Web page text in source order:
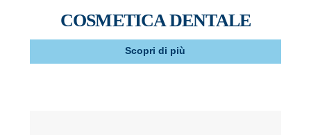
COSMETICA DENTALE
Scopri di più